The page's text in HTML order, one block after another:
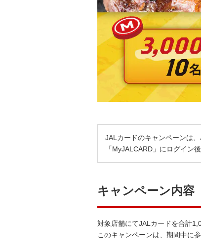
JALカードのキャンペーンは
「MyJALCARD」にログイン
キャンペーン内容
対象店舗にてJALカードを合計
このキャンペーンは、期間中に